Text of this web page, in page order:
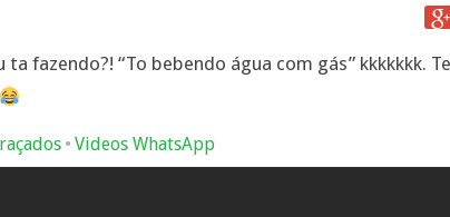
fazendo?! “To bebendo água com gás” kkkkkkk.
• Videos WhatsApp